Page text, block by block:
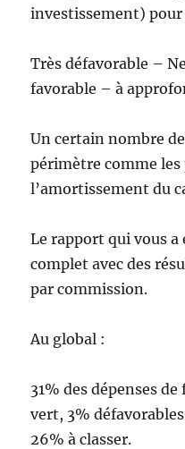
investissement) pour
Très défavorable –
favorable – à
Un certain nombre
périmètre comme
l’amortissement du
Le rapport qui vous
complet avec des
par commission.
Au global :
31% des dépenses
vert, 3%
26% à classer.